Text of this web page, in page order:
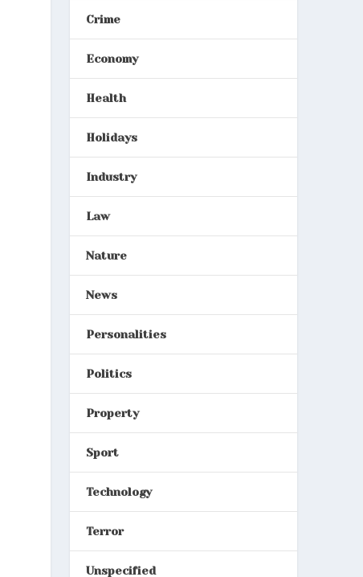
Crime
Economy
Health
Holidays
Industry
Law
Nature
News
Personalities
Politics
Property
Sport
Technology
Terror
Unspecified